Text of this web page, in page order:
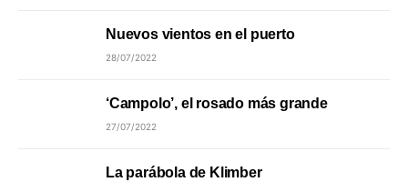
Nuevos vientos en el puerto
28/07/2022
‘Campolo’, el rosado más grande
27/07/2022
La parábola de Klimber